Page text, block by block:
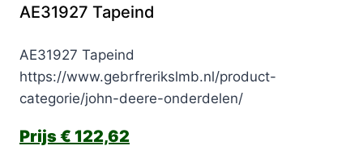
AE31927 Tapeind
AE31927 Tapeind
https://www.gebrfrerikslmb.nl/product-
categorie/john-deere-onderdelen/
€ 122,62